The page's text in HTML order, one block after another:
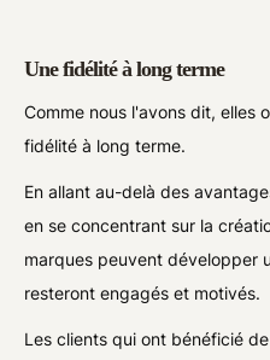
Une fidélité à long terme
Comme nous l'avons dit, elles
fidélité à long terme.
En allant au-delà des
en se concentrant sur la
marques peuvent développer
resteront engagés et motivés.
Les clients qui ont bénéficié